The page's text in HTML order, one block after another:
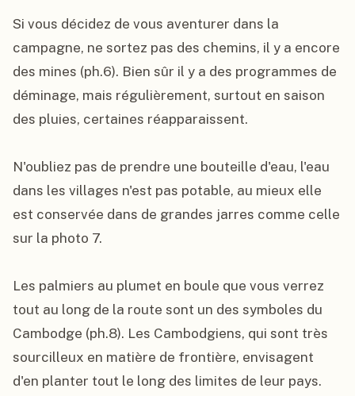
Si vous décidez de vous aventurer dans la
campagne, ne sortez pas des chemins, il y a encore
des mines (ph.6). Bien sûr il y a des programmes de
déminage, mais régulièrement, surtout en saison
des pluies, certaines réapparaissent.
N'oubliez pas de prendre une bouteille d'eau, l'eau
dans les villages n'est pas potable, au mieux elle
est conservée dans de grandes jarres comme celle
sur la photo 7.
Les palmiers au plumet en boule que vous verrez
tout au long de la route sont un des symboles du
Cambodge (ph.8). Les Cambodgiens, qui sont très
sourcilleux en matière de frontière, envisagent
d'en planter tout le long des limites de leur pays.